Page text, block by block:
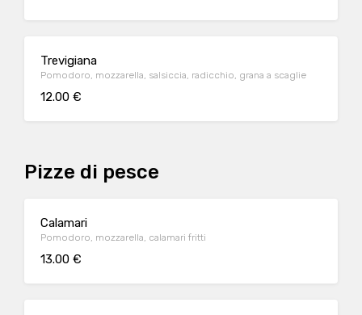
Trevigiana
Pomodoro, mozzarella, salsiccia, radicchio, grana a scaglie
12.00 €
Pizze di pesce
Calamari
Pomodoro, mozzarella, calamari fritti
13.00 €